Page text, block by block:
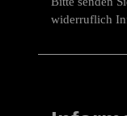
widerruflich